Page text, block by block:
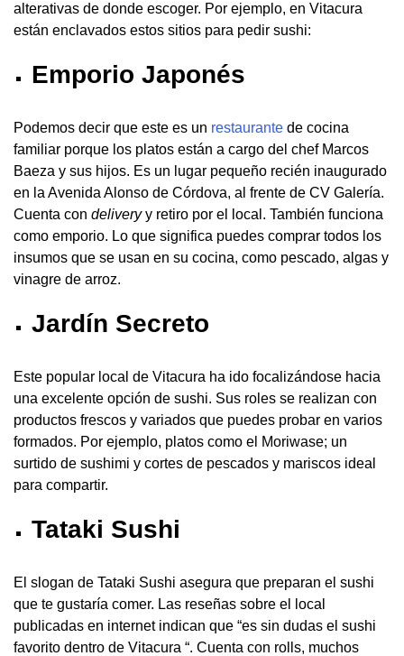
alterativas de donde escoger. Por ejemplo, en Vitacura
están enclavados estos sitios para pedir sushi:
Emporio Japonés
Podemos decir que este es un restaurante de cocina
familiar porque los platos están a cargo del chef Marcos
Baeza y sus hijos. Es un lugar pequeño recién inaugurado
en la Avenida Alonso de Córdova, al frente de CV Galería.
Cuenta con deliveryy retiro por el local. También funciona
como emporio. Lo que significa puedes comprar todos los
insumos que se usan en su cocina, como pescado, algas y
vinagre de arroz.
Jardín Secreto
Este popular local de Vitacura ha ido focalizándose hacia
una excelente opción de sushi. Sus roles se realizan con
productos frescos y variados que puedes probar en varios
formados. Por ejemplo, platos como el Moriwase; un
surtido de sushimi y cortes de pescados y mariscos ideal
para compartir.
Tataki Sushi
El slogan de Tataki Sushi asegura que preparan el sushi
que te gustaría comer. Las reseñas sobre el local
publicadas en internet indican que “es sin dudas el sushi
favorito dentro de Vitacura “. Cuenta con rolls, muchos